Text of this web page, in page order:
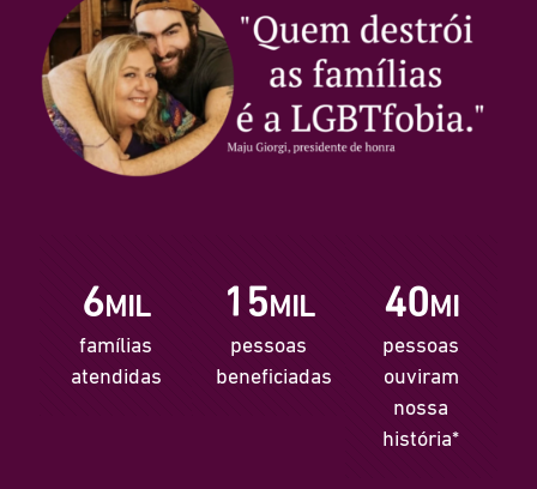
6MIL
famílias
atendidas
15MIL
pessoas
beneficiadas
40MI
pessoas
ouviram
nossa
história*